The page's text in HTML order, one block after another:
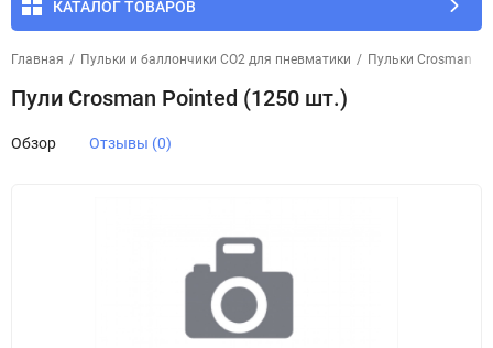
КАТАЛОГ ТОВАРОВ
Главная / Пульки и баллончики СО2 для пневматики / Пульки Crosman
Пули Crosman Pointed (1250 шт.)
Обзор Отзывы (0)